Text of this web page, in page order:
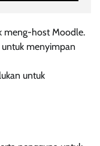
meng-host Moodle.
untuk menyimpan
untuk